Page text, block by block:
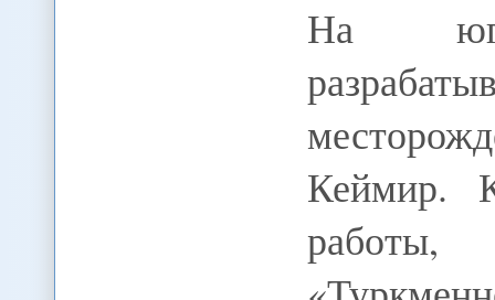
На юго-
Кеймир.
работы,